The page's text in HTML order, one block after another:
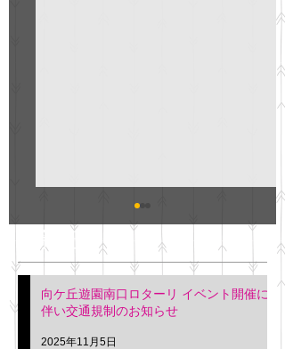
明日(11月6日)午後3時～5
階会議室にてGOの説明会
を行います。 神奈川個人
タクシー協同組合 専務 佐
久間
最新記事
向ケ丘遊園南口ロターリ イベント開催に
伴い交通規制のお知らせ
2025年11月5日